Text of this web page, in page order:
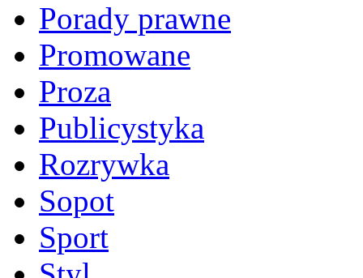
Porady prawne
Promowane
Proza
Publicystyka
Rozrywka
Sopot
Sport